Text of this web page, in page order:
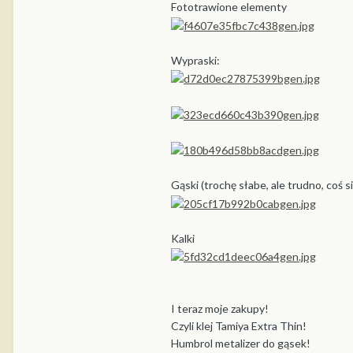
Fototrawione elementy
Wypraski:
Gąski (trochę słabe, ale trudno, coś
Kalki
I teraz moje zakupy!
Czyli klej Tamiya Extra Thin!
Humbrol metalizer do gąsek!